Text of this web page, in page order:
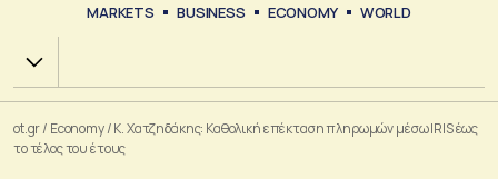
MARKETS BUSINESS ECONOMY WORLD
Χ.Α.
ot.gr/ Economy/Κ. Χατζηδάκης: Καθολική επέκταση πληρωμών μέσω IRIS έως
το τέλος του έτους